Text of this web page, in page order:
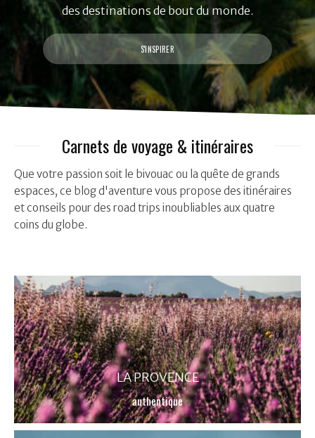
des destinations de bout du monde.
S'INSPIRER
Carnets de voyage & itinéraires
Que votre passion soit le bivouac ou la quête de grands
espaces, ce blog d'aventure vous propose des itinéraires
et conseils pour des road trips inoubliables aux quatre
coins du globe.
LA PROVENCE
authentique